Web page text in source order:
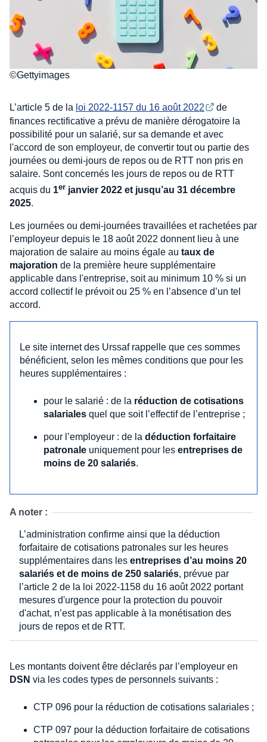
©Gettyimages
L’article 5 de la loi 2022-1157 du 16 août 2022
de
finances rectificative a prévu de manière dérogatoire la
possibilité pour un salarié, sur sa demande et avec
l'accord de son employeur, de convertir tout ou partie des
journées ou demi-jours de repos ou de RTT non pris en
salaire. Sont concernés les jours de repos ou de RTT
acquis du 1er janvier 2022 et jusqu’au 31 décembre
2025.
Les journées ou demi-journées travaillées et rachetées par
l’employeur depuis le 18 août 2022 donnent lieu à une
majoration de salaire au moins égale au taux de
majoration de la première heure supplémentaire
applicable dans l'entreprise, soit au minimum 10 % si un
accord collectif le prévoit ou 25 % en l’absence d’un tel
accord.
Le site internet des Urssaf rappelle que ces sommes
bénéficient, selon les mêmes conditions que pour les
heures supplémentaires :
pour le salarié : de la réduction de cotisations
salariales quel que soit l’effectif de l’entreprise ;
pour l’employeur : de la déduction forfaitaire
patronale uniquement pour les entreprises de
moins de 20 salariés.
A noter :
L’administration confirme ainsi que la déduction
forfaitaire de cotisations patronales sur les heures
supplémentaires dans les entreprises d’au moins 20
salariés et de moins de 250 salariés, prévue par
l’article 2 de la loi 2022-1158 du 16 août 2022 portant
mesures d'urgence pour la protection du pouvoir
d'achat, n’est pas applicable à la monétisation des
jours de repos et de RTT.
Les montants doivent être déclarés par l’employeur en
DSN via les codes types de personnels suivants :
CTP 096 pour la réduction de cotisations salariales ;
CTP 097 pour la déduction forfaitaire de cotisations